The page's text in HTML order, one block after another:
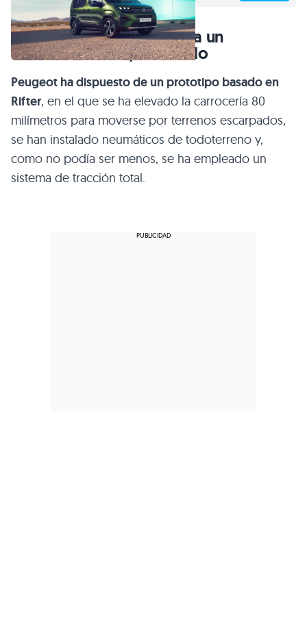
El Peugeot Rifter 4×4 sería un
todoterreno muy divertido
Peugeot ha dispuesto de un prototipo basado en
Rifter, en el que se ha elevado la carrocería 80
milímetros para moverse por terrenos escarpados,
se han instalado neumáticos de todoterreno y,
como no podía ser menos, se ha empleado un
sistema de tracción total.